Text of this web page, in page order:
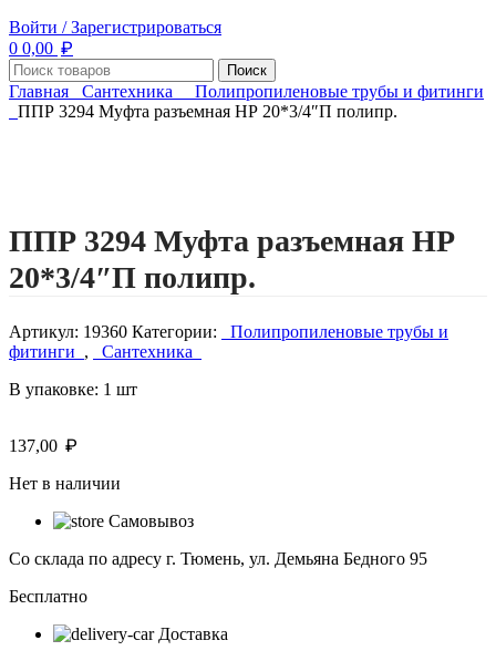
Войти / Зарегистрироваться
0 0,00 ₽
Поиск
Главная Сантехника
Полипропиленовые трубы и фитинги
ППР 3294 Муфта разъемная НР 20*3/4″П полипр.
ППР 3294 Муфта разъемная НР
20*3/4″П полипр.
Артикул: 19360 Категории:
Полипропиленовые трубы и
фитинги ,
Сантехника
В упаковке: 1 шт
137,00 ₽
Нет в наличии
Самовывоз
Со склада по адресу г. Тюмень, ул. Демьяна Бедного 95
Бесплатно
Доставка